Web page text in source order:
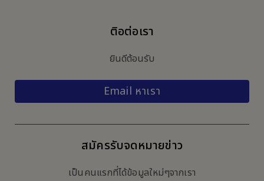
ติอต่อเรา
ยินดีต้อนรับ
Email หาเรา
สมัครรับจดหมายข่าว
เป็นคนแรกที่ได้ข้อมูลใหม่ๆจากเรา